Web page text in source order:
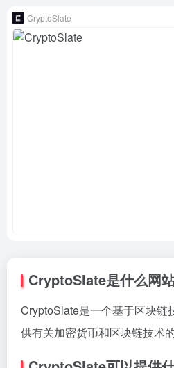
CryptoSlate
CryptoSlate是什么网
CryptoSlate是一个基于区块链
供有关加密货币和区块链技术